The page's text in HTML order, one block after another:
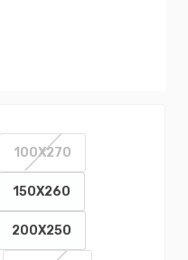
100X270
150X260
200X250